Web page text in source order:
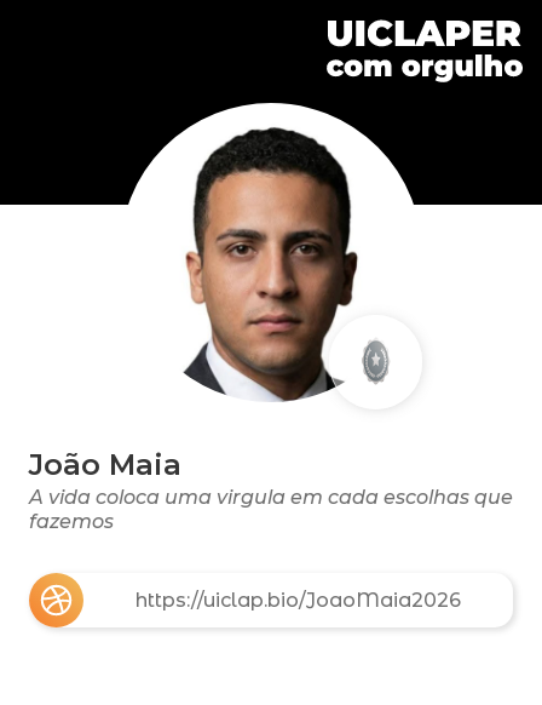
João Maia
A vida coloca uma virgula em cada escolhas que
fazemos
https://uiclap.bio/JoaoMaia2026